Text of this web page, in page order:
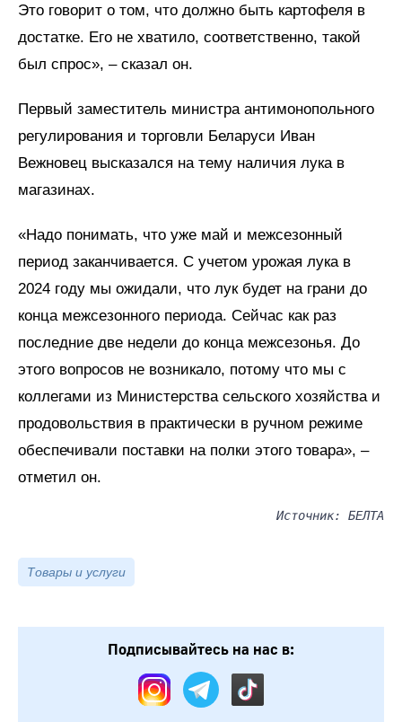
Это говорит о том, что должно быть картофеля в
достатке. Его не хватило, соответственно, такой
был спрос», – сказал он.
Первый заместитель министра антимонопольного
регулирования и торговли Беларуси Иван
Вежновец высказался на тему наличия лука в
магазинах.
«Надо понимать, что уже май и межсезонный
период заканчивается. С учетом урожая лука в
2024 году мы ожидали, что лук будет на грани до
конца межсезонного периода. Сейчас как раз
последние две недели до конца межсезонья. До
этого вопросов не возникало, потому что мы с
коллегами из Министерства сельского хозяйства и
продовольствия в практически в ручном режиме
обеспечивали поставки на полки этого товара», –
отметил он.
Источник: БЕЛТА
Товары и услуги
Подписывайтесь на нас в: